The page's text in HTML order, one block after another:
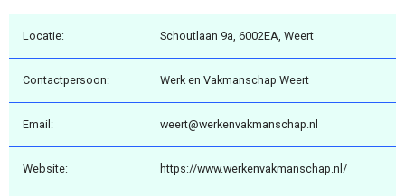
Locatie: Schoutlaan 9a, 6002EA, Weert
Contactpersoon: Werk en Vakmanschap Weert
Email: weert@werkenvakmanschap.nl
Website: https://www.werkenvakmanschap.nl/